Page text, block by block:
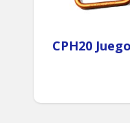
CPH20